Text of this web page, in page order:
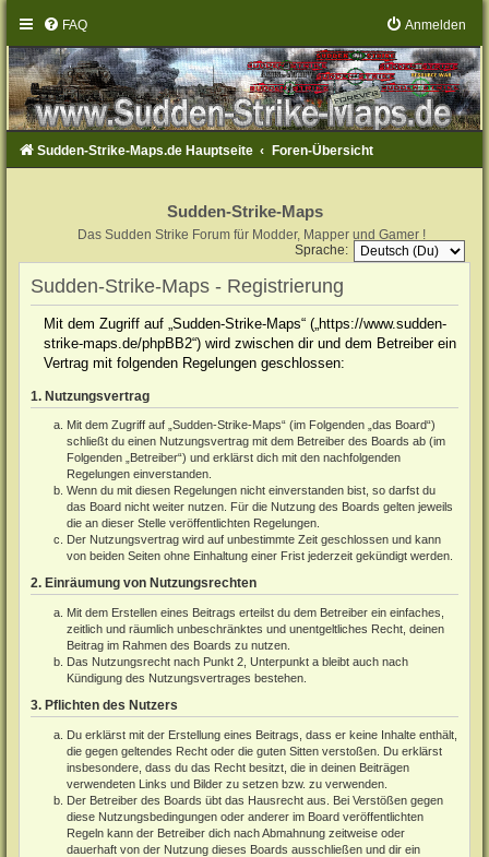
FAQ Anmelden
Sudden-Strike-Maps.de Hauptseite Foren-Übersicht
Sudden-Strike-Maps
Das Sudden Strike Forum für Modder, Mapper und Gamer !
Sprache:
Sudden-Strike-Maps - Registrierung
Mit dem Zugriff auf „Sudden-Strike-Maps“ („https://www.sudden-
strike-maps.de/phpBB2“) wird zwischen dir und dem Betreiber ein
Vertrag mit folgenden Regelungen geschlossen:
1. Nutzungsvertrag
Mit dem Zugriff auf „Sudden-Strike-Maps“ (im Folgenden „das Board“)
schließt du einen Nutzungsvertrag mit dem Betreiber des Boards ab (im
Folgenden „Betreiber“) und erklärst dich mit den nachfolgenden
Regelungen einverstanden.
Wenn du mit diesen Regelungen nicht einverstanden bist, so darfst du
das Board nicht weiter nutzen. Für die Nutzung des Boards gelten jeweils
die an dieser Stelle veröffentlichten Regelungen.
Der Nutzungsvertrag wird auf unbestimmte Zeit geschlossen und kann
von beiden Seiten ohne Einhaltung einer Frist jederzeit gekündigt werden.
2. Einräumung von Nutzungsrechten
Mit dem Erstellen eines Beitrags erteilst du dem Betreiber ein einfaches,
zeitlich und räumlich unbeschränktes und unentgeltliches Recht, deinen
Beitrag im Rahmen des Boards zu nutzen.
Das Nutzungsrecht nach Punkt 2, Unterpunkt a bleibt auch nach
Kündigung des Nutzungsvertrages bestehen.
3. Pflichten des Nutzers
Du erklärst mit der Erstellung eines Beitrags, dass er keine Inhalte enthält,
die gegen geltendes Recht oder die guten Sitten verstoßen. Du erklärst
insbesondere, dass du das Recht besitzt, die in deinen Beiträgen
verwendeten Links und Bilder zu setzen bzw. zu verwenden.
Der Betreiber des Boards übt das Hausrecht aus. Bei Verstößen gegen
diese Nutzungsbedingungen oder anderer im Board veröffentlichten
Regeln kann der Betreiber dich nach Abmahnung zeitweise oder
dauerhaft von der Nutzung dieses Boards ausschließen und dir ein